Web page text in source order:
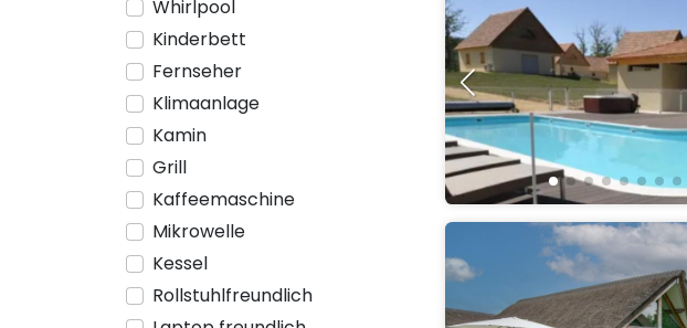
Whirlpool
Kinderbett
Fernseher
Klimaanlage
Kamin
Grill
Kaffeemaschine
Mikrowelle
Kessel
Rollstuhlfreundlich